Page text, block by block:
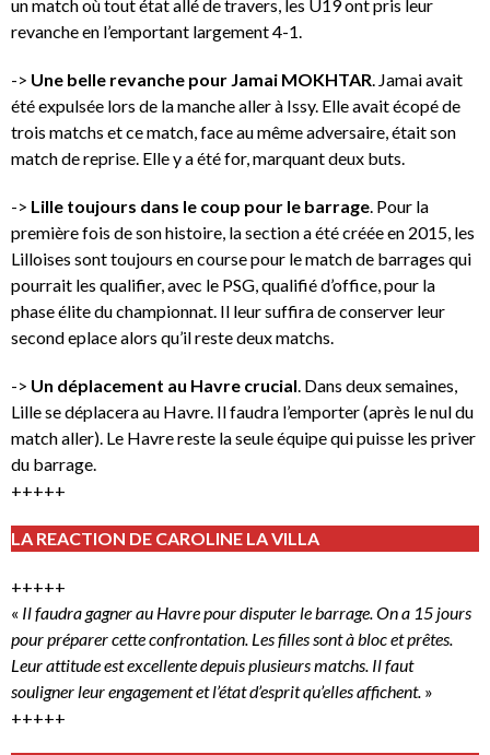
un match où tout état allé de travers, les U19 ont pris leur
revanche en l’emportant largement 4-1.
-> Une belle revanche pour Jamai MOKHTAR . Jamai avait
été expulsée lors de la manche aller à Issy. Elle avait écopé de
trois matchs et ce match, face au même adversaire, était son
match de reprise. Elle y a été for, marquant deux buts.
-> Lille toujours dans le coup pour le barrage . Pour la
première fois de son histoire, la section a été créée en 2015, les
Lilloises sont toujours en course pour le match de barrages qui
pourrait les qualifier, avec le PSG, qualifié d’office, pour la
phase élite du championnat. Il leur suffira de conserver leur
second eplace alors qu’il reste deux matchs.
-> Un déplacement au Havre crucial . Dans deux semaines,
Lille se déplacera au Havre. Il faudra l’emporter (après le nul du
match aller). Le Havre reste la seule équipe qui puisse les priver
du barrage.
+++++
LA REACTION DE CAROLINE LA VILLA
+++++
« Il faudra gagner au Havre pour disputer le barrage. On a 15 jours
pour préparer cette confrontation. Les filles sont à bloc et prêtes.
Leur attitude est excellente depuis plusieurs matchs. Il faut
souligner leur engagement et l’état d’esprit qu’elles affichent. »
+++++